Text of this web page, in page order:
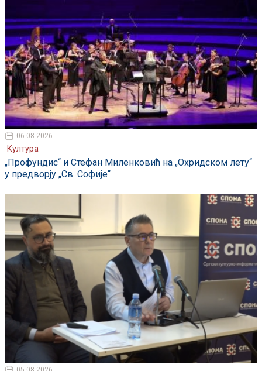
06.08.2026
Култура
„Профундис“ и Стефан Миленковић на „Охридском лету“
у предворју „Св. Софије“